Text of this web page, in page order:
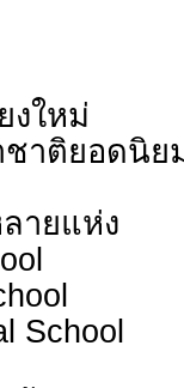
งใหม่
าติยอดนิย
ายแห่ง
School